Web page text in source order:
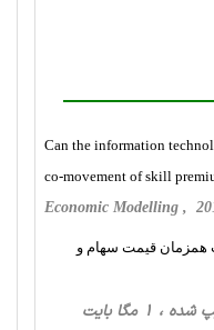
Can the information
co-movement of skill
Economic Modelling ,
همزمان قیمت سهام و
، مدیریت مالی، 45 صفحه فارسی تایپ شده ، 1 مگا بایت